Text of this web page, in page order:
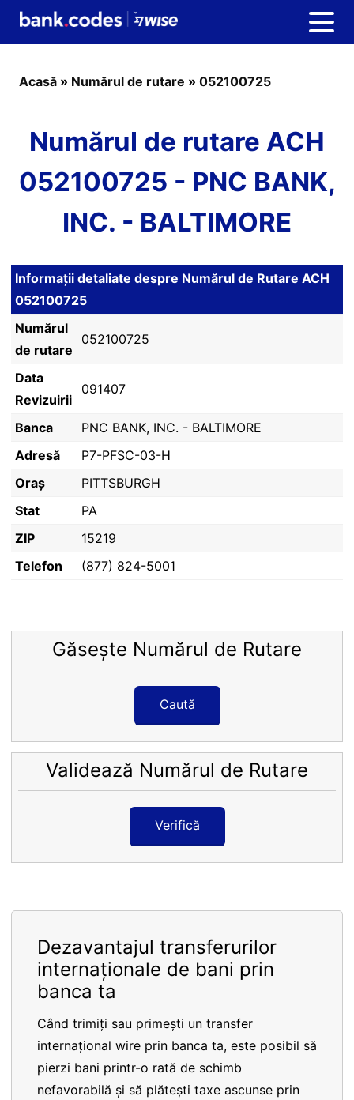
Acasă » Numărul de rutare » 052100725
Numărul de rutare ACH
052100725 - PNC BANK,
INC. - BALTIMORE
Informații detaliate despre Numărul de Rutare ACH
052100725
Numărul
de rutare
052100725
Data
Revizuirii
091407
Banca
PNC BANK, INC. - BALTIMORE
Adresă
P7-PFSC-03-H
Oraș
PITTSBURGH
Stat
PA
ZIP
15219
Telefon
(877) 824-5001
Găsește Numărul de Rutare
Caută
Validează Numărul de Rutare
Verifică
Dezavantajul transferurilor
internaționale de bani prin
banca ta
Când trimiți sau primești un transfer
internațional wire prin banca ta, este posibil să
pierzi bani printr-o rată de schimb
nefavorabilă și să plătești taxe ascunse prin